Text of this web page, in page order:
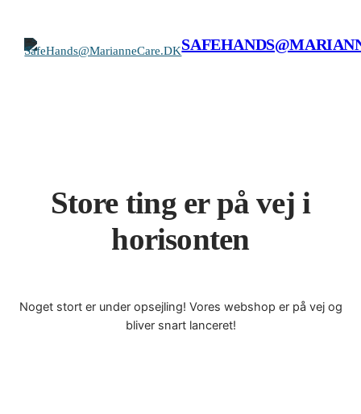
Store ting er på vej i
horisonten
Noget stort er under opsejling! Vores webshop er på vej og
bliver snart lanceret!